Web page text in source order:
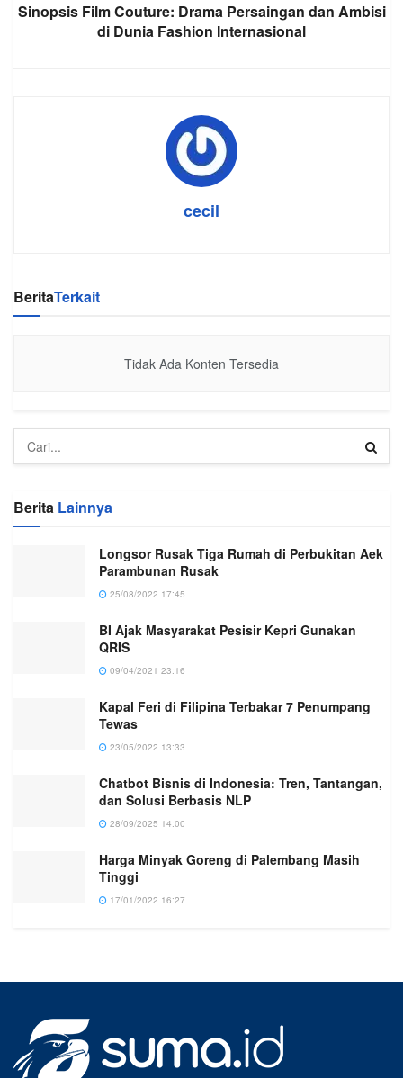
Sinopsis Film Couture: Drama Persaingan dan Ambisi
di Dunia Fashion Internasional
cecil
BeritaTerkait
Tidak Ada Konten Tersedia
Berita Lainnya
Longsor Rusak Tiga Rumah di Perbukitan Aek
Parambunan Rusak
25/08/2022 17:45
BI Ajak Masyarakat Pesisir Kepri Gunakan
QRIS
09/04/2021 23:16
Kapal Feri di Filipina Terbakar 7 Penumpang
Tewas
23/05/2022 13:33
Chatbot Bisnis di Indonesia: Tren, Tantangan,
dan Solusi Berbasis NLP
28/09/2025 14:00
Harga Minyak Goreng di Palembang Masih
Tinggi
17/01/2022 16:27